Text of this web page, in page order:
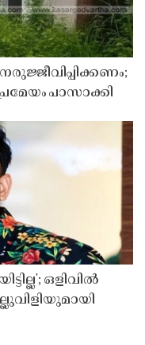
പാസാക്കി
ഒളിവിൽ